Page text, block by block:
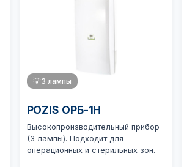
💡3 лампы
POZIS ОРБ-1Н
Высокопроизводительный прибор
(3 лампы). Подходит для
операционных и стерильных зон.